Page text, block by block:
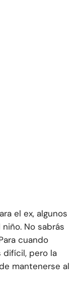
el ex, algunos
No sabrás
cuando
difícil, pero la
mantenerse al